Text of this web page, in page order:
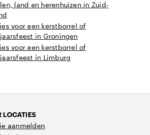
land en herenhuizen in Zuid-
voor een kerstborrel of
in Groningen
voor een kerstborrel of
in Limburg
LOCATIES
aanmelden